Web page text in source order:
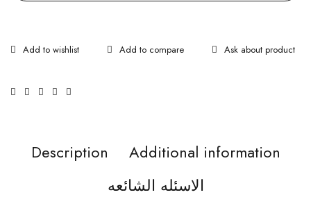
Ask about product
Description
Additional information
الاسئله الشائعه